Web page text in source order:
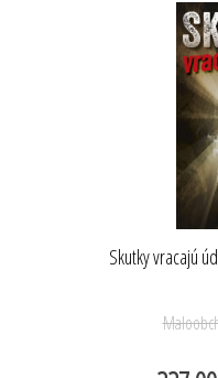
Skutky vracajú